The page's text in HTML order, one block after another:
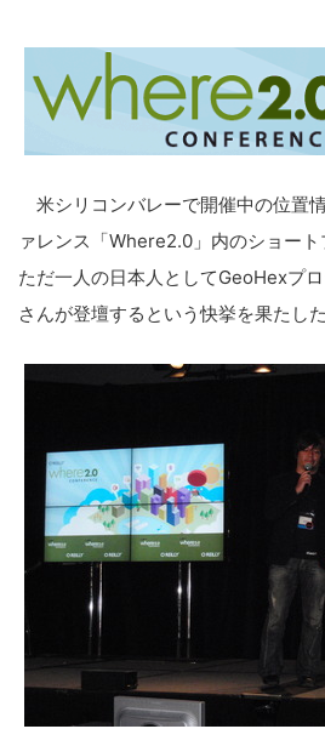
米シリコンバレーで開催中の位置
ァレンス「Where2.0」内のショート
ただ一人の日本人としてGeoHexプ
さんが登壇するという快挙を果たした
Drone
VR/AR
投資家登録
特集
Block Data Bank